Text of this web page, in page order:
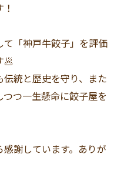
「神戸牛餃子」を評価
🥟
統と歴史を守り、また
つ一生懸命に餃子屋を
謝しています。ありが